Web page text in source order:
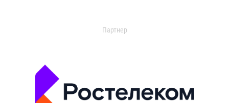
Партнер